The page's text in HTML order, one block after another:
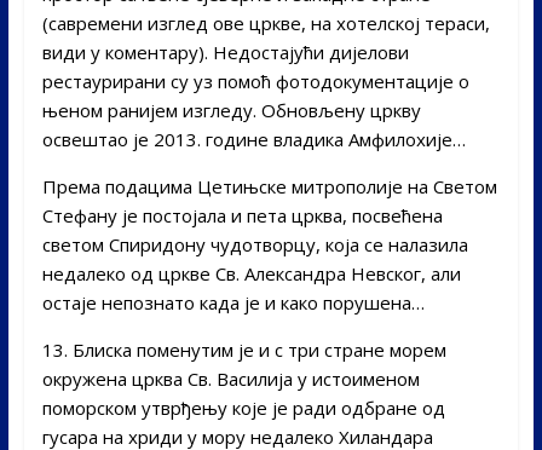
(савремени изглед ове цркве, на хотелској тераси,
види у коментару). Недостајући дијелови
рестаурирани су уз помоћ фотодокументације о
њеном ранијем изгледу. Обновљену цркву
освештао је 2013. године владика Амфилохије…
Према подацима Цетињске митрополије на Светом
Стефану је постојала и пета црква, посвећена
светом Спиридону чудотворцу, која се налазила
недалеко од цркве Св. Александра Невског, али
остаје непознато када је и како порушена…
13. Блиска поменутим је и с три стране морем
окружена црква Св. Василија у истоименом
поморском утврђењу које је ради одбране од
гусара на хриди у мору недалеко Хиландара